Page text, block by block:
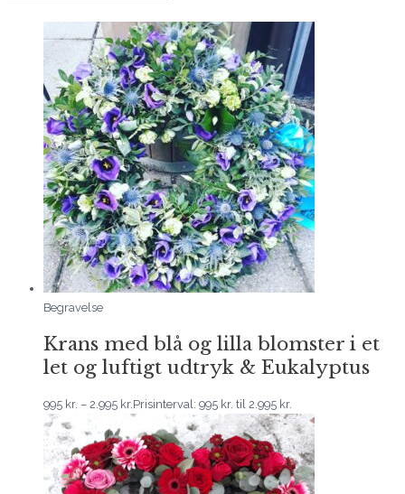
Begravelse
Krans med blå og lilla blomster i et
let og luftigt udtryk & Eukalyptus
995 kr. – 2.995 kr. Prisinterval: 995 kr. til 2.995 kr.